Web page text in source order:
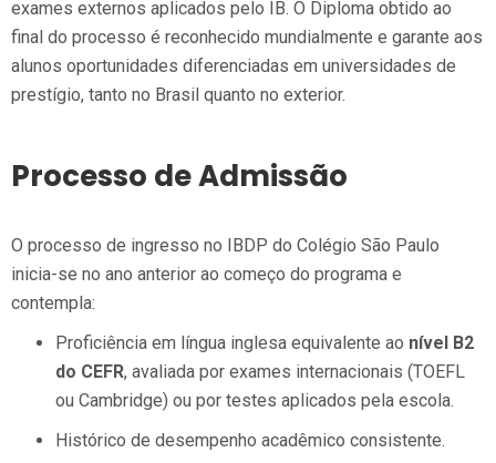
exames externos aplicados pelo IB. O Diploma obtido ao
final do processo é reconhecido mundialmente e garante aos
alunos oportunidades diferenciadas em universidades de
prestígio, tanto no Brasil quanto no exterior.
Processo de Admissão
O processo de ingresso no IBDP do Colégio São Paulo
inicia-se no ano anterior ao começo do programa e
contempla:
Proficiência em língua inglesa equivalente ao nível B2
do CEFR, avaliada por exames internacionais (TOEFL
ou Cambridge) ou por testes aplicados pela escola.
Histórico de desempenho acadêmico consistente.